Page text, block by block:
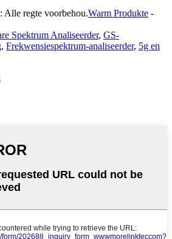
regte voorbehou.Warm Produkte -
Spektrum Analiseerder, GS-
, Frekwensiespektrum-analiseerder, 5g en